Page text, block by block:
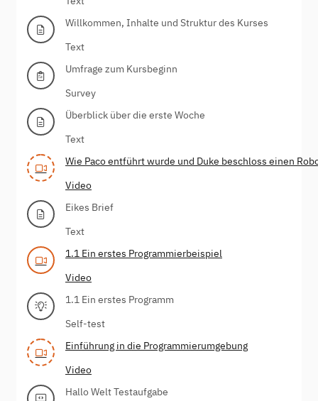
Willkommen, Inhalte und Struktur des Kurses
Text
Umfrage zum Kursbeginn
Survey
Überblick über die erste Woche
Text
Wie Paco entführt wurde und Duke beschloss einen
Video
Eikes Brief
Text
1.1 Ein erstes Programmierbeispiel
Video
1.1 Ein erstes Programm
Self-test
Einführung in die Programmierumgebung
Video
Hallo Welt Testaufgabe